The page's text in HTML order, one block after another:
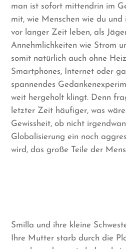
man ist sofort mittendrin im
mit, wie Menschen wie du
vor langer Zeit leben, als
Annehmlichkeiten wie Strom
somit natürlich auch ohne
Smartphones, Internet oder
spannendes
weit hergeholt klingt. Denn
letzter Zeit häufiger, was
Gewissheit, ob nicht
Globalisierung ein noch
wird, das große Teile der
Smilla und ihre kleine
Ihre Mutter starb durch die